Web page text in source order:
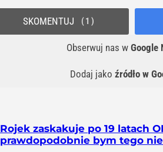
Obserwuj nas w Google
Dodaj jako źródło w
SKOMENTUJ 1
Rojek zaskakuje po 19 latach
prawdopodobnie bym tego nie